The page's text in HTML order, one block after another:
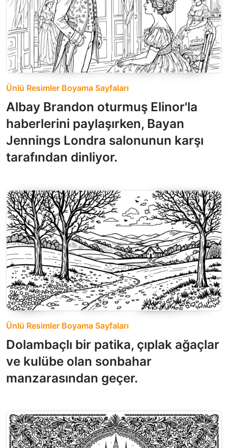
Ünlü Resimler Boyama Sayfaları
Albay Brandon oturmuş Elinor'la
haberlerini paylaşırken, Bayan
Jennings Londra salonunun karşı
tarafından dinliyor.
Ünlü Resimler Boyama Sayfaları
Dolambaçlı bir patika, çıplak ağaçlar
ve kulübe olan sonbahar
manzarasından geçer.